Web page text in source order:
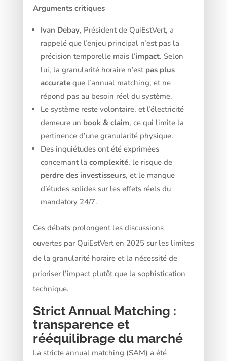
Arguments critiques
Ivan Debay, Président de QuiEstVert, a
rappelé que l’enjeu principal n’est pas la
précision temporelle mais l’impact. Selon
lui, la granularité horaire n’est pas plus
accurateque l’annual matching, et ne
répond pas au besoin réel du système.
Le système reste volontaire, et l’électricité
demeure un book & claim, ce qui limite la
pertinence d’une granularité physique.
Des inquiétudes ont été exprimées
concernant la complexité, le risque de
perdre des investisseurs, et le manque
d’études solides sur les effets réels du
mandatory 24/7.
Ces débats prolongent les discussions
ouvertes par QuiEstVert en 2025 sur les limites
de la granularité horaire et la nécessité de
prioriser l’impact plutôt que la sophistication
technique.
Strict Annual Matching :
transparence et
rééquilibrage du marché
La stricte annual matching (SAM) a été